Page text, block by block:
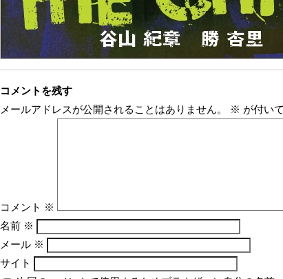
コメントを残す
メールアドレスが公開されることはありません。
※ が付い
コメント ※
名前 ※
メール ※
サイト